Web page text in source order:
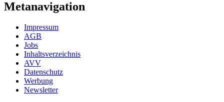
Metanavigation
Impressum
AGB
Jobs
Inhaltsverzeichnis
AVV
Datenschutz
Werbung
Newsletter